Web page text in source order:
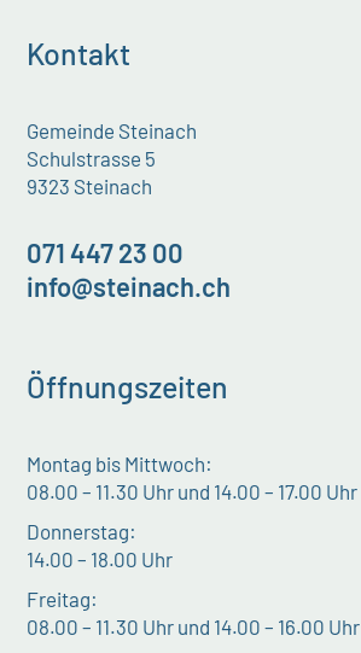
Kontakt
Gemeinde Steinach
Schulstrasse 5
9323 Steinach
071 447 23 00
info@steinach.ch
Öffnungszeiten
Montag bis Mittwoch:
08.00 – 11.30 Uhr und 14.00 – 17.00 Uhr
Donnerstag:
14.00 – 18.00 Uhr
Freitag:
08.00 – 11.30 Uhr und 14.00 – 16.00 Uhr